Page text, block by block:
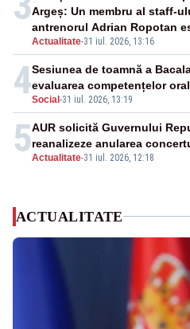
Actualitate-31 iul. 2026, 13:16
Argeș: Un membru al staff-
antrenorul Adrian Ropotan
4Social-31 iul. 2026, 13:19
Sesiunea de toamnă a
evaluarea competențelor
5Actualitate-31 iul. 2026, 12:18
AUR solicită Guvernului
reanalizeze anularea
ACTUALITATE